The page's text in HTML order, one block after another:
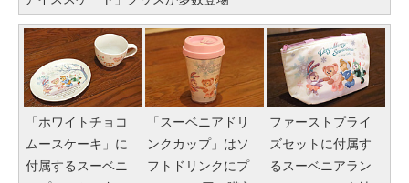
「ホワイトチョコ
ムースケーキ」に
付属するスーベニ
「スーベニアドリ
ンクカップ」はソ
フトドリンクにプ
ファーストプライ
ズセットに付属す
るスーベニアラン